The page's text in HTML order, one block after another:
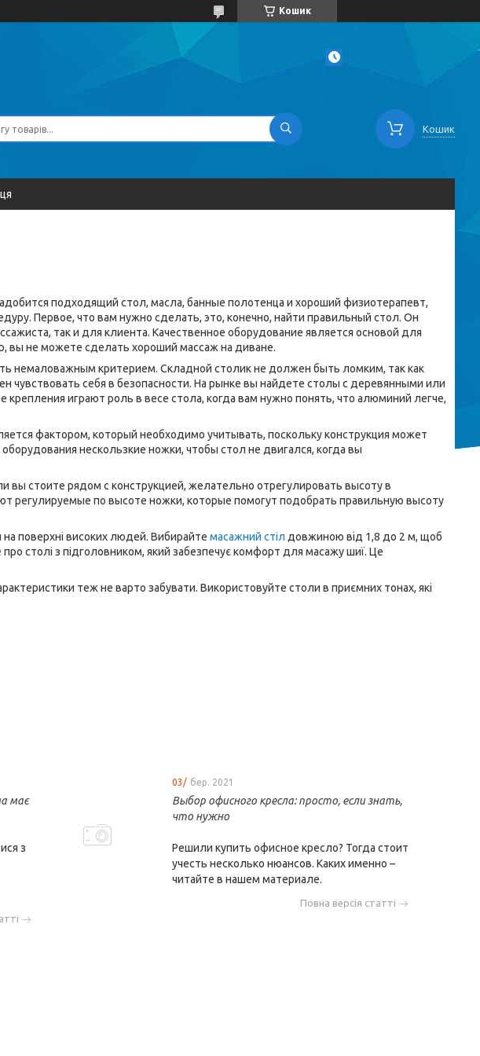
Кошик
Кошик
подходящий стол, масла, банные полотенца и хороший физиотерапевт,
Первое, что вам нужно сделать, это, конечно, найти правильный стол. Он
так и для клиента. Качественное оборудование является основой для
вы не можете сделать хороший массаж на диване.
немаловажным критерием. Складной столик не должен быть ломким, так как
чувствовать себя в безопасности. На рынке вы найдете столы с деревянными или
играют роль в весе стола, когда вам нужно понять, что алюминий легче,
фактором, который необходимо учитывать, поскольку конструкция может
нескользкие ножки, чтобы стол не двигался, когда вы
вы стоите рядом с конструкцией, желательно отрегулировать высоту в
регулируемые по высоте ножки, которые помогут подобрать правильную высоту
поверхні високих людей. Вибирайте масажний стіл довжиною від 1,8 до 2 м, щоб
столі з підголовником, який забезпечує комфорт для масажу шиї. Це
теж не варто забувати. Використовуйте столи в приємних тонах, які
має
з
03/ бер. 2021
Выбор офисного кресла: просто, если знать,
что нужно
Решили купить офисное кресло? Тогда стоит
учесть несколько нюансов. Каких именно –
читайте в нашем материале.
Повна версія статті